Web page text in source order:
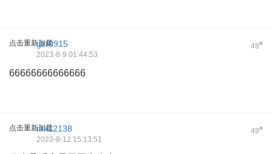
点击重新加载 48#
gzr0915
2023-8-9 01:44:53
66666666666666
点击重新加载 49#
mk12138
2023-8-12 15:13:51